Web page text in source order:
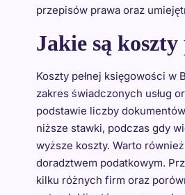
przepisów prawa oraz
Jakie są koszty
Koszty pełnej księgowości w
zakres świadczonych usług
podstawie liczby
niższe stawki, podczas gdy
wyższe koszty. Warto
doradztwem podatkowym.
kilku różnych firm oraz